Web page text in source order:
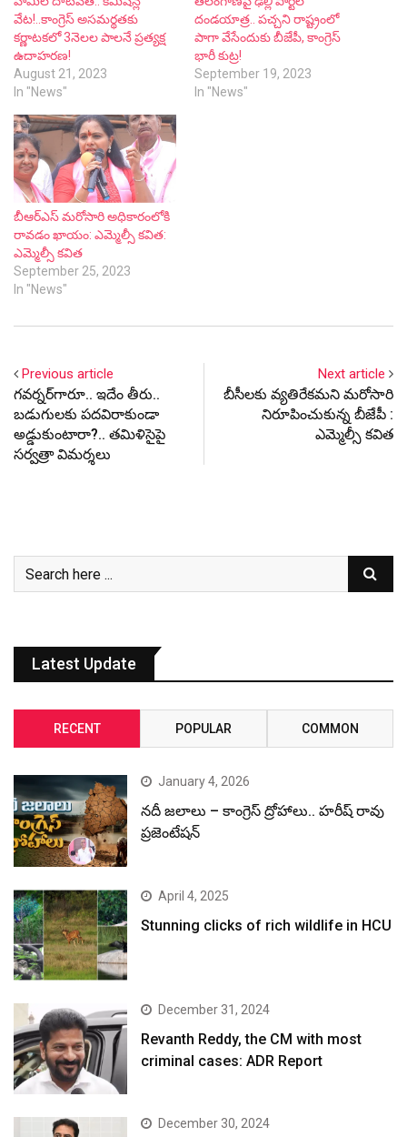
వేట‌!..కాంగ్రెస్ అస‌మ‌ర్థ‌త‌కు
కర్ణాట‌క‌లో 3నెల‌ల‌ పాల‌నే ప్ర‌త్య‌క్ష
ఉదాహ‌ర‌ణ‌!
August 21, 2023
In "News"
దండ‌యాత్ర‌.. ప‌చ్చ‌ని రాష్ట్రంలో
పాగా వేసేందుకు బీజేపీ, కాంగ్రెస్
భారీ కుట్ర‌!
September 19, 2023
In "News"
బీఆర్ఎస్ మరోసారి అధికారంలోకి
రావడం ఖాయం: ఎమ్మెల్సీ కవిత:
ఎమ్మెల్సీ కవిత
September 25, 2023
In "News"
Previous article
గ‌వ‌ర్న‌ర్‌గారూ.. ఇదేం తీరు..
బ‌డుగుల‌కు ప‌ద‌విరాకుండా
అడ్డుకుంటారా?.. త‌మిళిసైపై
స‌ర్వ‌త్రా విమ‌ర్శ‌లు
Next article
బీసీలకు వ్యతిరేకమని మరోసారి
నిరూపించుకున్న బీజేపీ :
ఎమ్మెల్సీ కవిత
Latest Update
RECENT POPULAR COMMON
January 4, 2026
నదీ జలాలు – కాంగ్రెస్ ద్రోహాలు.. హరీష్ రావు
ప్రజెంటేషన్
April 4, 2025
Stunning clicks of rich wildlife in HCU
December 31, 2024
Revanth Reddy, the CM with most
criminal cases: ADR Report
December 30, 2024